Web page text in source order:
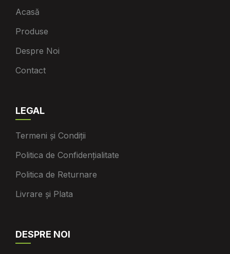
Acasă
Produse
Despre Noi
Contact
LEGAL
Termeni și Condiții
Politica de Confidențialitate
Politica de Returnare
Livrare și Plata
DESPRE NOI